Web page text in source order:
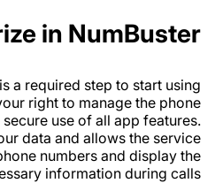
in NumBuster
a required step to start using
right to manage the phone
use of all app features.
data and allows the service
numbers and display the
information during calls.